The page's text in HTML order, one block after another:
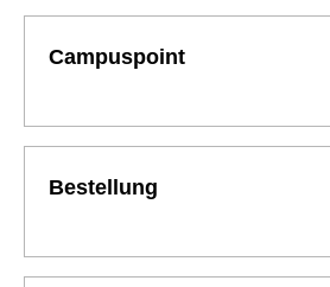
Campuspoint
Bestellung